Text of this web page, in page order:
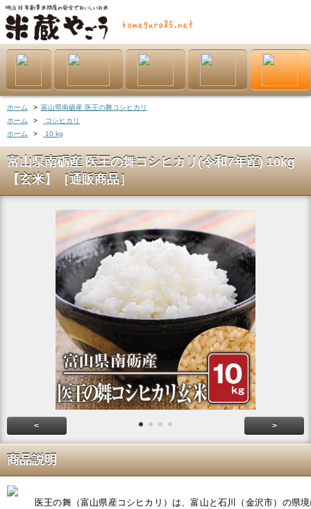
ホーム > 富山県南砺産 医王の舞コシヒカリ
ホーム
>
コシヒカリ
ホーム
> 10 kg
富山県南砺産 医王の舞コシヒカリ(令和7年産) 10kg
【玄米】［通販商品］
< >
商品説明
医王の舞（富山県産コシヒカリ）は、富山と石川（金沢市）の県